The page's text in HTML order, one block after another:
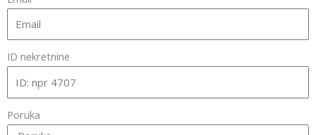
ID nekretnine
Poruka